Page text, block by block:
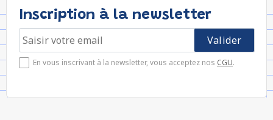
Inscription à la newsletter
En vous inscrivant à la newsletter, vous acceptez nos CGU.